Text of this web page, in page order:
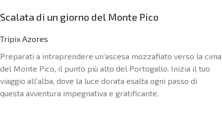
Scalata di un giorno del Monte Pico
Tripix Azores
Preparati a intraprendere un’ascesa mozzafiato verso la cima
del Monte Pico, il punto più alto del Portogallo. Inizia il tuo
viaggio all’alba, dove la luce dorata esalta ogni passo di
questa avventura impegnativa e gratificante.